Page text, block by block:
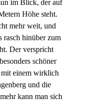
im Blick, der auf
Höhe steht.
mehr weit, und
rasch hinüber zum
Der verspricht
schöner
einem wirklich
und die
kann man sich